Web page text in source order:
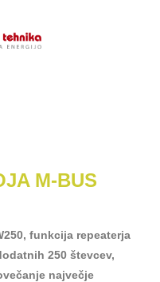
M-BUS
funkcija repeaterja
250 števcev,
največje